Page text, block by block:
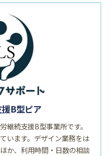
B型ピア
継続支援B型事業所です。
います。デザイン業務をは
か、利用時間・日数の相談